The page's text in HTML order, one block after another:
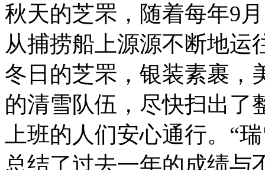
秋天的芝罘，随着每年9
从捕捞船上源源不断地运
冬日的芝罘，银装素裹，
的清雪队伍，尽快扫出了
上班的人们安心通行。“
总结了过去一年的成绩与